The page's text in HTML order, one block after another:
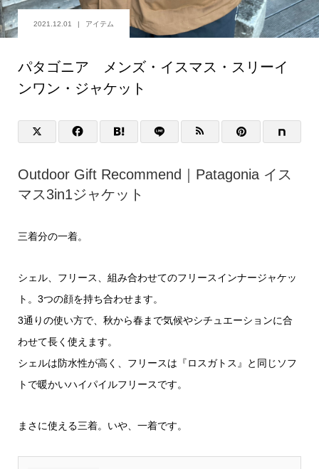
2021.12.01 アイテム
パタゴニア メンズ・イスマス・スリーイ
ンワン・ジャケット
Outdoor Gift Recommend｜Patagonia イス
マス3in1ジャケット
三着分の一着。
シェル、フリース、組み合わせてのフリースインナージャケッ
ト。3つの顔を持ち合わせます。
3通りの使い方で、秋から春まで気候やシチュエーションに合
わせて長く使えます。
シェルは防水性が高く、フリースは『ロスガトス』と同じソフ
トで暖かいハイパイルフリースです。
まさに使える三着。いや、一着です。